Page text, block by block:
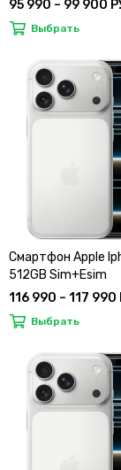
95 990 – 99 900
Выбрать
Смартфон Apple
512GB Sim+Esim
116 990 – 117 990
Выбрать